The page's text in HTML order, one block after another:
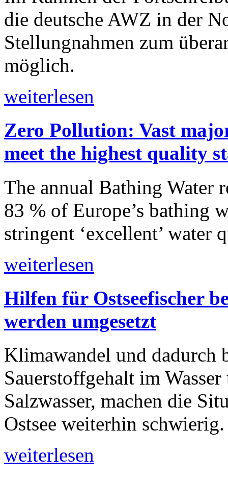
die deutsche AWZ in der
Stellungnahmen zum
möglich.
weiterlesen
Zero Pollution: Vast
meet the highest quality
The annual Bathing Water
83 % of Europe’s bathing
stringent ‘excellent’ water
weiterlesen
Hilfen für Ostseefischer
werden umgesetzt
Klimawandel und dadurch
Sauerstoffgehalt im
Salzwasser, machen die
Ostsee weiterhin schwierig.
weiterlesen